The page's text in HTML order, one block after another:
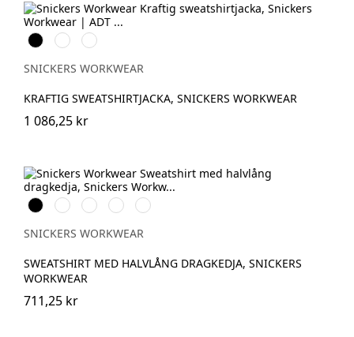
Svart MarinblåGråmelerad
SNICKERS WORKWEAR
KRAFTIG SWEATSHIRTJACKA, SNICKERS WORKWEAR
1 086,25 kr
Svart StålgråMarinblåChiliröd
Äkta
blå
SNICKERS WORKWEAR
SWEATSHIRT MED HALVLÅNG DRAGKEDJA, SNICKERS
WORKWEAR
711,25 kr